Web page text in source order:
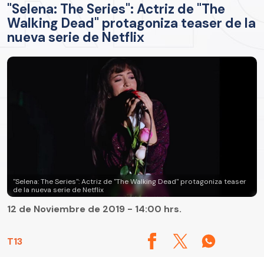
"Selena: The Series": Actriz de "The
Walking Dead" protagoniza teaser de la
nueva serie de Netflix
"Selena: The Series": Actriz de "The Walking Dead" protagoniza teaser
de la nueva serie de Netflix
T13
12 de Noviembre de 2019 - 14:00 hrs.